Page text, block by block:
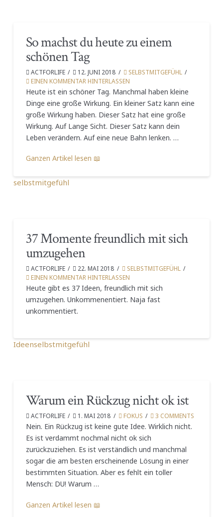
So machst du heute zu einem
schönen Tag
ACTFORLIFE 12. JUNI 2018
SELBSTMITGEFÜHL
EINEN KOMMENTAR HINTERLASSEN
Heute ist ein schöner Tag. Manchmal haben kleine
Dinge eine große Wirkung. Ein kleiner Satz kann eine
große Wirkung haben. Dieser Satz hat eine große
Wirkung. Auf Lange Sicht. Dieser Satz kann dein
Leben verändern. Auf eine neue Bahn lenken. …
Ganzen Artikel lesen 📖
selbstmitgefühl
37 Momente freundlich mit sich
umzugehen
ACTFORLIFE 22. MAI 2018
SELBSTMITGEFÜHL
EINEN KOMMENTAR HINTERLASSEN
Heute gibt es 37 Ideen, freundlich mit sich
umzugehen. Unkommenentiert. Naja fast
unkommentiert.
Ideenselbstmitgefühl
Warum ein Rückzug nicht ok ist
ACTFORLIFE 1. MAI 2018 FOKUS 3 COMMENTS
Nein. Ein Rückzug ist keine gute Idee. Wirklich nicht.
Es ist verdammt nochmal nicht ok sich
zurückzuziehen. Es ist verständlich und manchmal
sogar die am besten erscheinende Lösung in einer
bestimmten Situation. Aber es fehlt ein toller
Mensch: DU! Warum …
Ganzen Artikel lesen 📖